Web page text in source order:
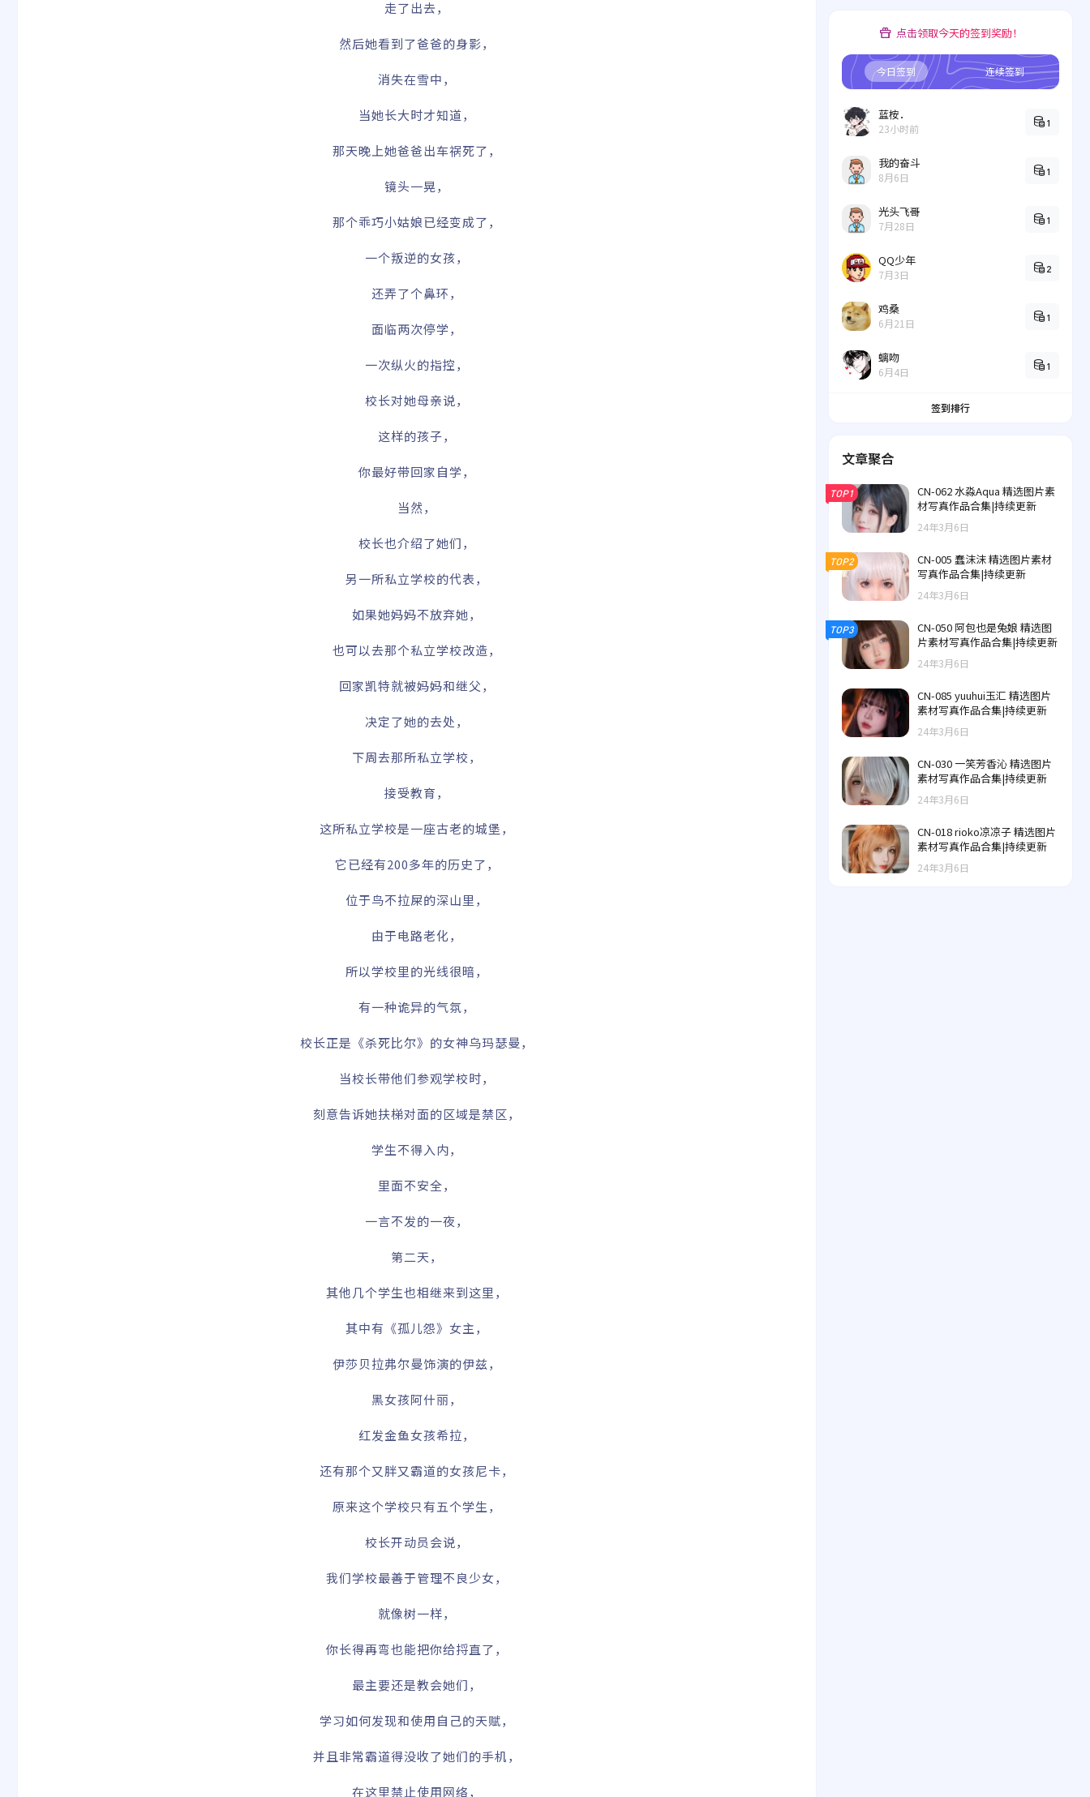
走了出去，
然后她看到了爸爸的身影，
消失在雪中，
当她长大时才知道，
那天晚上她爸爸出车祸死了，
镜头一晃，
那个乖巧小姑娘已经变成了，
一个叛逆的女孩，
还弄了个鼻环，
面临两次停学，
一次纵火的指控，
校长对她母亲说，
这样的孩子，
你最好带回家自学，
当然，
校长也介绍了她们，
另一所私立学校的代表，
如果她妈妈不放弃她，
也可以去那个私立学校改造，
回家凯特就被妈妈和继父，
决定了她的去处，
下周去那所私立学校，
接受教育，
这所私立学校是一座古老的城堡，
它已经有200多年的历史了，
位于鸟不拉屎的深山里，
由于电路老化，
所以学校里的光线很暗，
有一种诡异的气氛，
校长正是《杀死比尔》的女神乌玛瑟曼，
当校长带他们参观学校时，
刻意告诉她扶梯对面的区域是禁区，
学生不得入内，
里面不安全，
一言不发的一夜，
第二天，
其他几个学生也相继来到这里，
其中有《孤儿怨》女主，
伊莎贝拉弗尔曼饰演的伊兹，
黑女孩阿什丽，
红发金鱼女孩希拉，
还有那个又胖又霸道的女孩尼卡，
原来这个学校只有五个学生，
校长开动员会说，
我们学校最善于管理不良少女，
就像树一样，
你长得再弯也能把你给捋直了，
最主要还是教会她们，
学习如何发现和使用自己的天赋，
并且非常霸道得没收了她们的手机，
在这里禁止使用网络，
点击领取今天的签到奖励！
今日签到 连续签到
蓝桉．
23小时前 1
我的奋斗
8月6日 1
光头飞哥
7月28日 1
QQ少年
7月3日 2
鸡桑
6月21日 1
螭吻
6月4日 1
签到排行
文章聚合
TOP1
CN-062 水淼Aqua 精选图片素
材写真作品合集|持续更新
24年3月6日
TOP2
CN-005 蠢沫沫 精选图片素材
写真作品合集|持续更新
24年3月6日
TOP3
CN-050 阿包也是兔娘 精选图
片素材写真作品合集|持续更新
24年3月6日
CN-085 yuuhui玉汇 精选图片
素材写真作品合集|持续更新
24年3月6日
CN-030 一笑芳香沁 精选图片
素材写真作品合集|持续更新
24年3月6日
CN-018 rioko凉凉子 精选图片
素材写真作品合集|持续更新
24年3月6日